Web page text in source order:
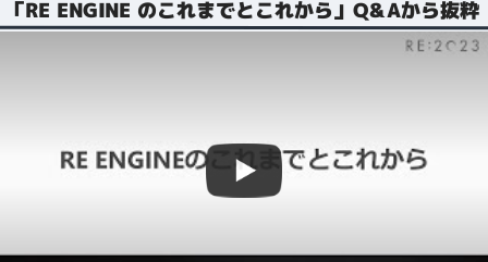
「RE ENGINE のこれまでとこれから」Q&Aから抜粋